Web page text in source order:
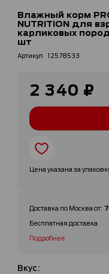
началу
галереи
изображений
Влажный корм
NUTRITION для
карликовых
шт
Артикул 12578533
2 340 ₽
Цена указана за
Доставка по Москваот:
Бесплатная доставка
Подробнее
Вкус: